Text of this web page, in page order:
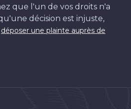
que l'un de vos droits n'a
décision est injuste,
déposer une plainte auprès de